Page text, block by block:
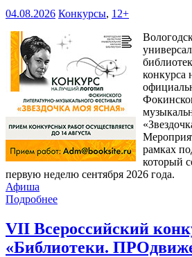
04.08.2026 Конкурсы, 12+
конкурса
рамках
который
первую неделю сентября 2026 года.
Афиша
Подробнее
VII Всероссийский
«Библиотеки.